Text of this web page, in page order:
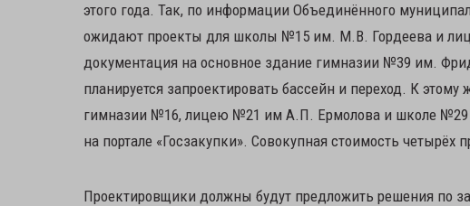
этого года. Так, по информации Объединённого
ожидают проекты для школы №15 им. М.В. Гордеева и
документация на основное здание гимназии №39 им.
планируется запроектировать бассейн и переход. К
гимназии №16, лицею №21 им А.П. Ермолова и школе
на портале «Госзакупки». Совокупная стоимость четырёх
Проектировщики должны будут предложить решения по